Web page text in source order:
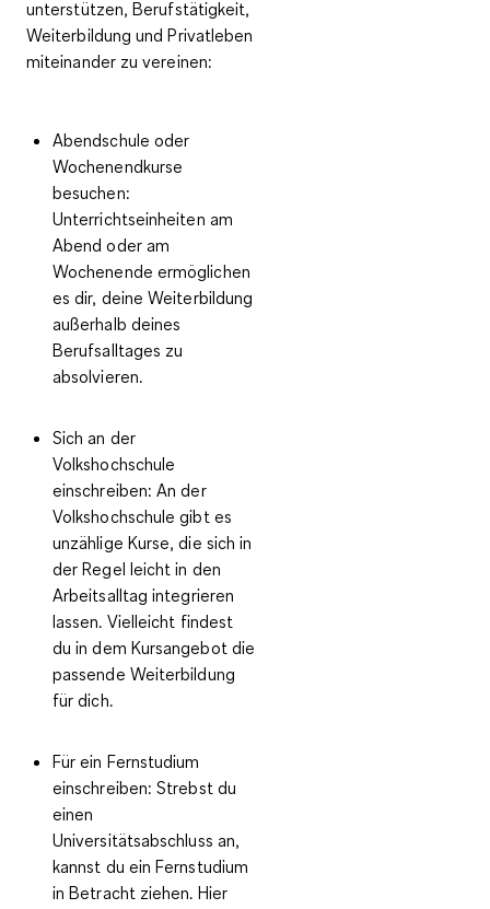
unterstützen, Berufstätigkeit,
Weiterbildung und Privatleben
miteinander zu vereinen:
Abendschule oder
Wochenendkurse
besuchen:
Unterrichtseinheiten am
Abend oder am
Wochenende ermöglichen
es dir, deine Weiterbildung
außerhalb deines
Berufsalltages zu
absolvieren.
Sich an der
Volkshochschule
einschreiben:An der
Volkshochschule gibt es
unzählige Kurse, die sich in
der Regel leicht in den
Arbeitsalltag integrieren
lassen. Vielleicht findest
du in dem Kursangebot die
passende Weiterbildung
für dich.
Für ein Fernstudium
einschreiben:Strebst du
einen
Universitätsabschluss an,
kannst du ein Fernstudium
in Betracht ziehen. Hier